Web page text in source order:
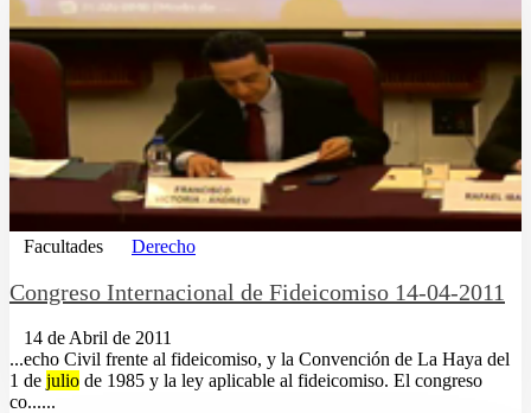
Facultades Derecho
Congreso Internacional de Fideicomiso 14-04-2011
14 de Abril de 2011
...echo Civil frente al fideicomiso, y la Convención de La Haya del
1 de julio de 1985 y la ley aplicable al fideicomiso. El congreso
co......